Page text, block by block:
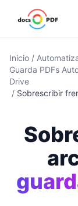
Inicio /
Guarda PDFs
Drive
/ Sobrescribir